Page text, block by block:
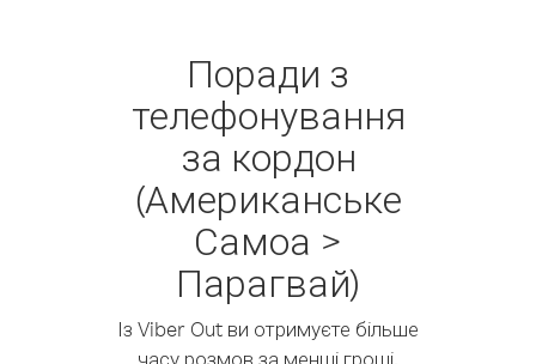
Поради з
телефонування
за кордон
(Американське
Самоа >
Парагвай)
Із Viber Out ви отримуєте більше
часу розмов за менші гроші.